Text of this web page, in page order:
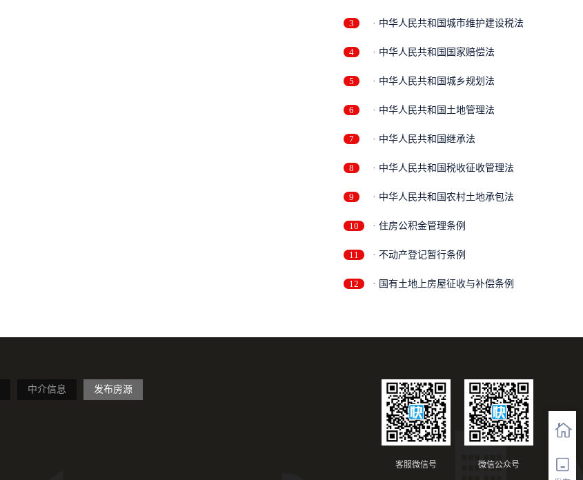
3 · 中华人民共和国城市维护建设税法
4 · 中华人民共和国国家赔偿法
5 · 中华人民共和国城乡规划法
6 · 中华人民共和国土地管理法
7 · 中华人民共和国继承法
8 · 中华人民共和国税收征收管理法
9 · 中华人民共和国农村土地承包法
10 · 住房公积金管理条例
11 · 不动产登记暂行条例
12 · 国有土地上房屋征收与补偿条例
中介信息 发布房源
微信公众号
客服微信号